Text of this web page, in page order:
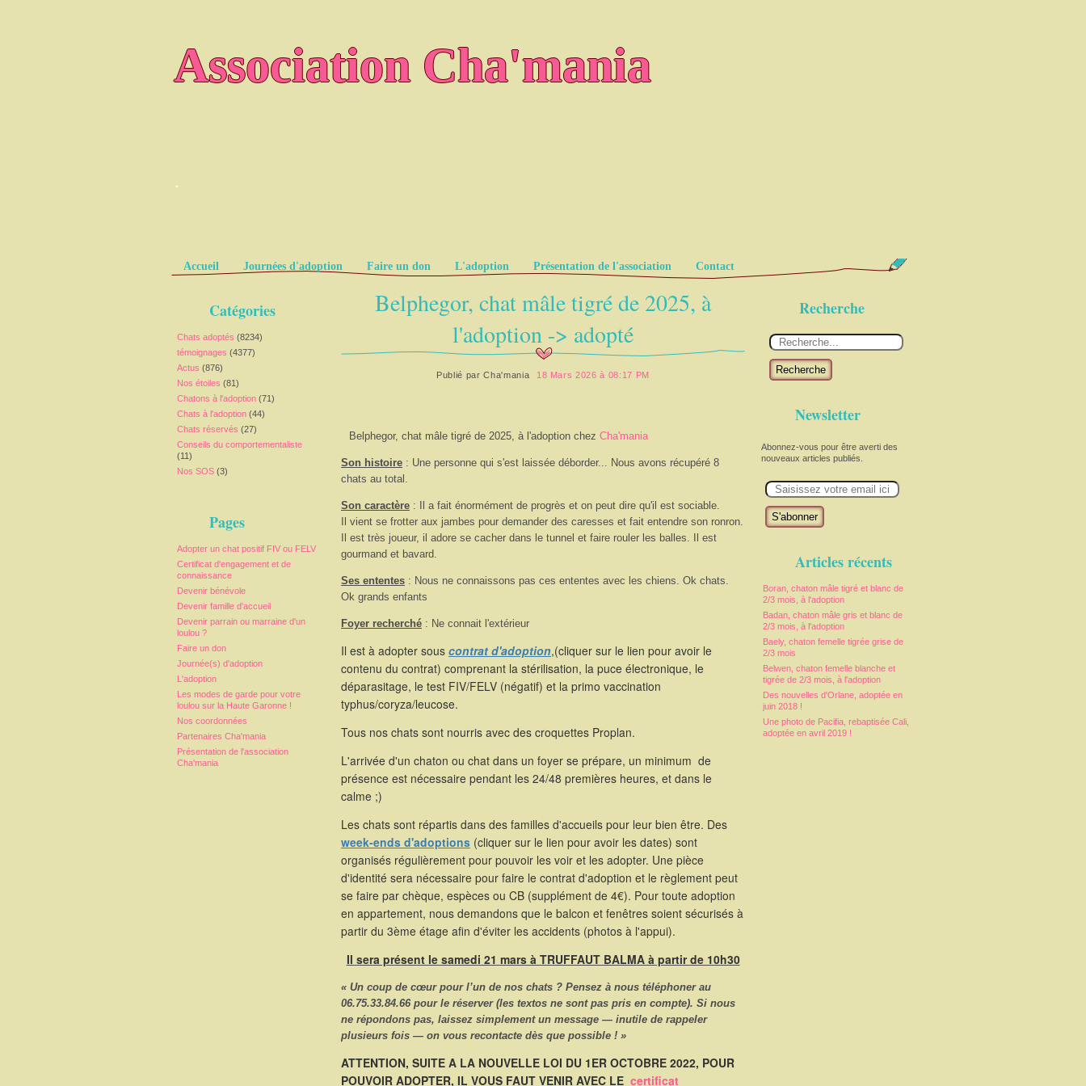
Association Cha'mania
.
Pages
Accueil Journées d'adoption Faire un don L'adoption Présentation de l'association Contact
Catégories
Chats adoptés (8234)
témoignages (4377)
Actus (876)
Nos étoiles (81)
Chatons à l'adoption (71)
Chats à l'adoption (44)
Chats réservés (27)
Conseils du comportementaliste
(11)
Nos SOS (3)
Pages
Adopter un chat positif FIV ou FELV
Certificat d'engagement et de
connaissance
Devenir bénévole
Devenir famille d'accueil
Devenir parrain ou marraine d'un
loulou ?
Faire un don
Journée(s) d'adoption
L'adoption
Les modes de garde pour votre
loulou sur la Haute Garonne !
Nos coordonnées
Partenaires Cha'mania
Présentation de l'association
Cha'mania
Recherche
Recherche
Newsletter
Abonnez-vous pour être averti des
nouveaux articles publiés.
m
Articles récents
Boran, chaton mâle tigré et blanc de
2/3 mois, à l'adoption
Badan, chaton mâle gris et blanc de
2/3 mois, à l'adoption
Baely, chaton femelle tigrée grise de
2/3 mois
Belwen, chaton femelle blanche et
tigrée de 2/3 mois, à l'adoption
Des nouvelles d'Orlane, adoptée en
juin 2018 !
Une photo de Pacifia, rebaptisée Cali,
adoptée en avril 2019 !
Belphegor, chat mâle tigré de 2025, à
l'adoption -> adopté
Publié parCha'mania 18 Mars 2026 à 08:17 PM
Belphegor, chat mâle tigré de 2025, à l'adoption chez Cha'mania
Son histoire : Une personne qui s'est laissée déborder... Nous avons récupéré 8
chats au total.
Son caractère :
Il a fait énormément de progrès et on peut dire qu'il est sociable.
Il vient se frotter aux jambes pour demander des caresses et fait entendre son ronron.
Il est très joueur, il adore se cacher dans le tunnel et faire rouler les balles. Il est
gourmand et bavard.
Ses ententes : Nous ne connaissons pas ces ententes avec les chiens. Ok chats.
Ok grands enfants
Foyer recherché : Ne connait l'extérieur
Il est à adopter sous contrat d'adoption,(cliquer sur le lien pour avoir le
contenu du contrat) comprenant la stérilisation, la puce électronique, le
déparasitage, le test FIV/FELV (négatif) et la primo vaccination
typhus/coryza/leucose.
Tous nos chats sont nourris avec des croquettes Proplan.
L'arrivée d'un chaton ou chat dans un foyer se prépare, un minimum de
présence est nécessaire pendant les 24/48 premières heures, et dans le
calme ;)
Les chats sont répartis dans des familles d'accueils pour leur bien être. Des
week-ends d'adoptions (cliquer sur le lien pour avoir les dates) sont
organisés régulièrement pour pouvoir les voir et les adopter. Une pièce
d'identité sera nécessaire pour faire le contrat d'adoption et le règlement peut
se faire par chèque, espèces ou CB (supplément de 4€). Pour toute adoption
en appartement, nous demandons que le balcon et fenêtres soient sécurisés à
partir du 3ème étage afin d'éviter les accidents (photos à l'appui).
Il sera présent le samedi 21 mars à TRUFFAUT BALMA à partir de 10h30
« Un coup de cœur pour l’un de nos chats ? Pensez à nous téléphonerau
06.75.33.84.66 pour le réserver (les textos ne sont pas pris en compte). Si nous
ne répondons pas, laissez simplement un message — inutile de rappeler
plusieurs fois — on vous recontacte dès que possible ! »
ATTENTION, SUITE A LA NOUVELLE LOI DU 1ER OCTOBRE 2022, POUR
POUVOIR ADOPTER, IL VOUS FAUT VENIR AVEC LE certificat